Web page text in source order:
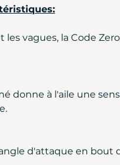
les vagues, la Code
donne à l'aile une
d'attaque en bout